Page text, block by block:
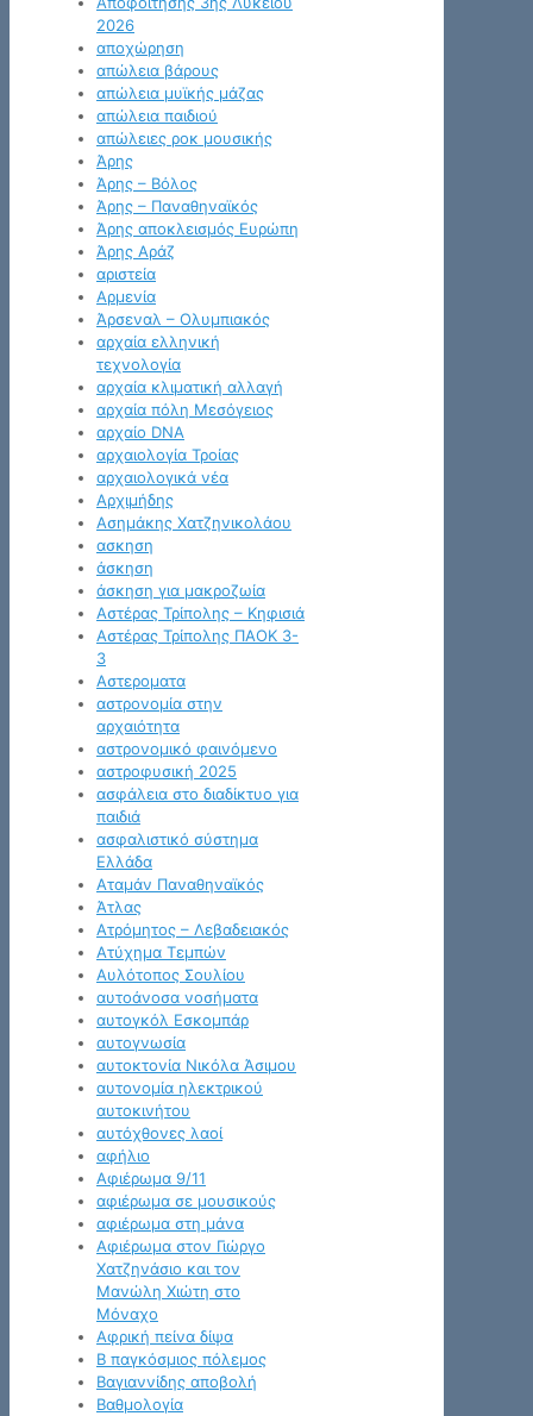
2026
αποχώρηση
απώλεια βάρους
απώλεια μυϊκής μάζας
απώλεια παιδιού
απώλειες ροκ μουσικής
Άρης
Άρης – Βόλος
Άρης – Παναθηναϊκός
Άρης αποκλεισμός Ευρώπη
Άρης Αράζ
αριστεία
Αρμενία
Άρσεναλ – Ολυμπιακός
αρχαία ελληνική
τεχνολογία
αρχαία κλιματική αλλαγή
αρχαία πόλη Μεσόγειος
αρχαίο DNA
αρχαιολογία Τροίας
αρχαιολογικά νέα
Αρχιμήδης
Ασημάκης Χατζηνικολάου
ασκηση
άσκηση
άσκηση για μακροζωία
Αστέρας Τρίπολης – Κηφισιά
Αστέρας Τρίπολης ΠΑΟΚ 3-
3
Αστεροματα
αστρονομία στην
αρχαιότητα
αστρονομικό φαινόμενο
αστροφυσική 2025
ασφάλεια στο διαδίκτυο για
παιδιά
ασφαλιστικό σύστημα
Ελλάδα
Αταμάν Παναθηναϊκός
Άτλας
Ατρόμητος – Λεβαδειακός
Ατύχημα Τεμπών
Αυλότοπος Σουλίου
αυτοάνοσα νοσήματα
αυτογκόλ Εσκομπάρ
αυτογνωσία
αυτοκτονία Νικόλα Άσιμου
αυτονομία ηλεκτρικού
αυτοκινήτου
αυτόχθονες λαοί
αφήλιο
Αφιέρωμα 9/11
αφιέρωμα σε μουσικούς
αφιέρωμα στη μάνα
Αφιέρωμα στον Γιώργο
Χατζηνάσιο και τον
Μανώλη Χιώτη στο
Μόναχο
Αφρική πείνα δίψα
Β παγκόσμιος πόλεμος
Βαγιαννίδης αποβολή
Βαθμολογία